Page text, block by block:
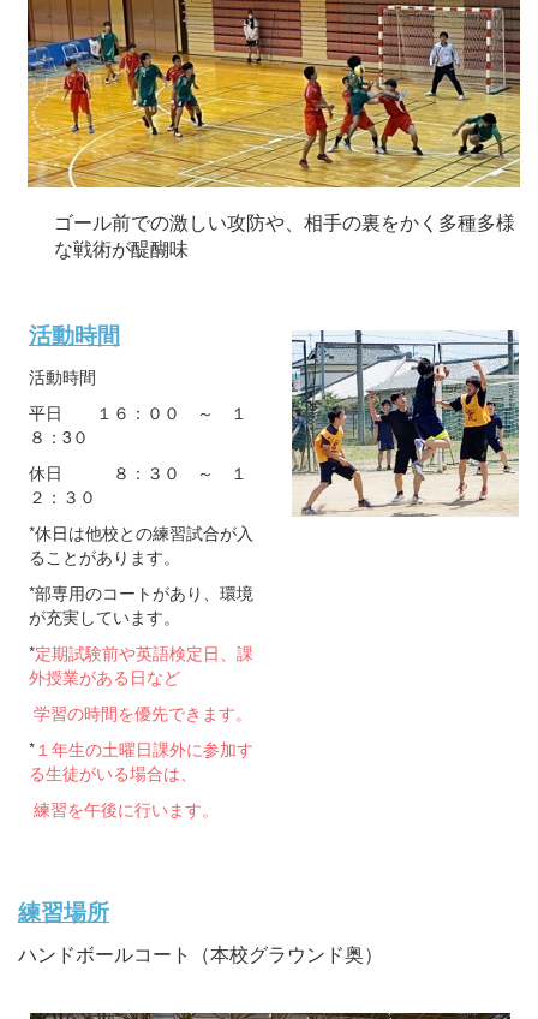
ゴール前での激しい攻防や、相手の裏をかく多種多様
な戦術が醍醐味
活動時間
活動時間
平日 １６：００ ～ １
８：3０
休日 ８：３０ ～ １
２：３０
*休日は他校との練習試合が入
ることがあります。
*部専用のコートがあり、環境
が充実しています。
*定期試験前や英語検定日、課
外授業がある日など
学習の時間を優先できます。
* １年生の土曜日課外に参加す
る生徒がいる場合は、
練習を午後に行います。
練習場所
ハンドボールコート（本校グラウンド奥）